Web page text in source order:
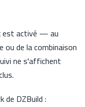
est activé — au
de la combinaison
ne s'affichent
de DZBuild :